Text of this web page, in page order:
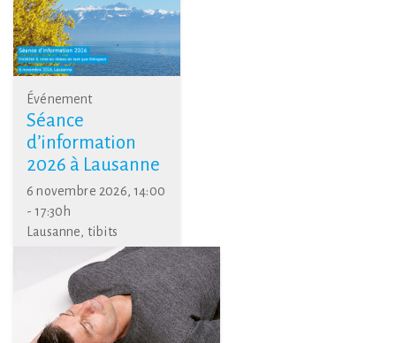
Événement
Séance
d’information
2026 à Lausanne
6 novembre 2026, 14:00
- 17:30h
Lausanne, tibits